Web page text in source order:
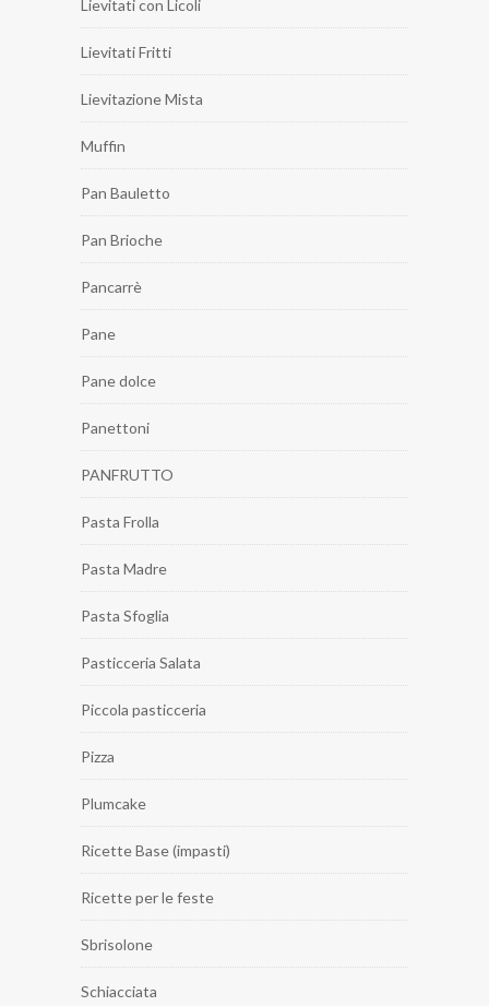
Lievitati con Licoli
Lievitati Fritti
Lievitazione Mista
Muffin
Pan Bauletto
Pan Brioche
Pancarrè
Pane
Pane dolce
Panettoni
PANFRUTTO
Pasta Frolla
Pasta Madre
Pasta Sfoglia
Pasticceria Salata
Piccola pasticceria
Pizza
Plumcake
Ricette Base (impasti)
Ricette per le feste
Sbrisolone
Schiacciata